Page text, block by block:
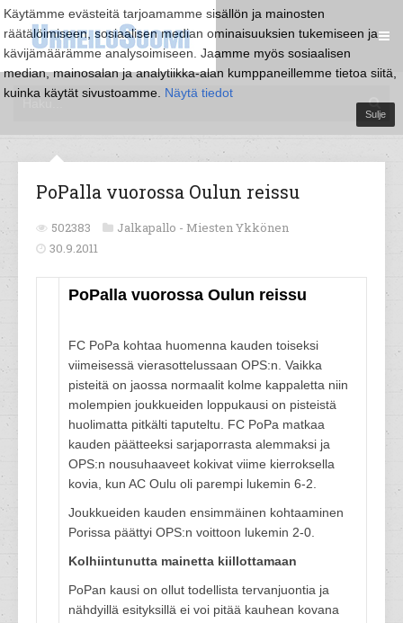
Käytämme evästeitä tarjoamamme sisällön ja mainosten
räätälöimiseen, sosiaalisen median ominaisuuksien tukemiseen ja
kävijämäärämme analysoimiseen. Jaamme myös sosiaalisen
median, mainosalan ja analytiikka-alan kumppaneillemme tietoa siitä,
kuinka käytät sivustoamme. Näytä tiedot
Sulje
PoPalla vuorossa Oulun reissu
502383 Jalkapallo - Miesten Ykkönen
30.9.2011
PoPalla vuorossa Oulun reissu
FC PoPa kohtaa huomenna kauden toiseksi
viimeisessä vierasottelussaan OPS:n. Vaikka
pisteitä on jaossa normaalit kolme kappaletta niin
molempien joukkueiden loppukausi on pisteistä
huolimatta pitkälti taputeltu. FC PoPa matkaa
kauden päätteeksi sarjaporrasta alemmaksi ja
OPS:n nousuhaaveet kokivat viime kierroksella
kovia, kun AC Oulu oli parempi lukemin 6-2.
Joukkueiden kauden ensimmäinen kohtaaminen
Porissa päättyi OPS:n voittoon lukemin 2-0.
Kolhiintunutta mainetta kiillottamaan
PoPan kausi on ollut todellista tervanjuontia ja
nähdyillä esityksillä ei voi pitää kauhean kovana